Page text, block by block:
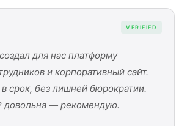
VERIFIED
для нас платформу
и корпоративный сайт.
срок, без лишней бюрократии.
довольна — рекомендую.